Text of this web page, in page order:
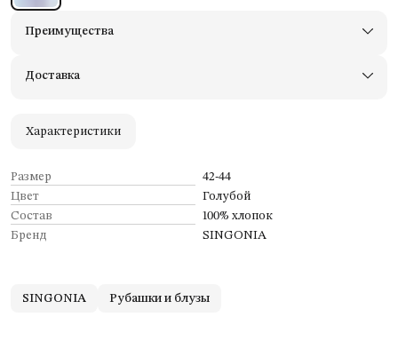
Преимущества
Оплата — картой, СБП или наличными
Доставка
Характеристики
Размер
42-44
Цвет
Голубой
Состав
100% хлопок
Бренд
SINGONIA
SINGONIA Рубашки и блузы